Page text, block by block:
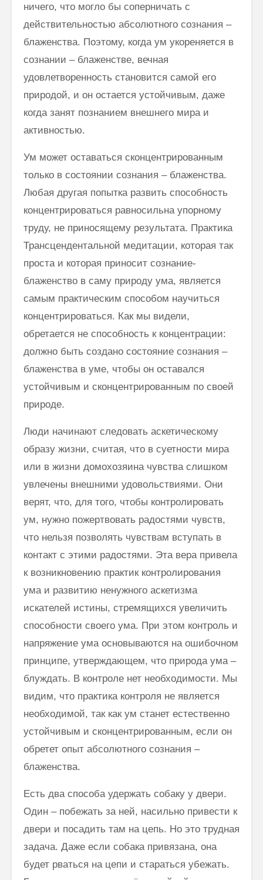
ничего, что могло бы соперничать с
действительностью абсолютного сознания –
блаженства. Поэтому, когда ум укореняется в
сознании – блаженстве, вечная
удовлетворенность становится самой его
природой, и он остается устойчивым, даже
когда занят познанием внешнего мира и
активностью.
Ум может оставаться сконцентрированным
только в состоянии сознания – блаженства.
Любая другая попытка развить способность
концентрироваться равносильна упорному
труду, не приносящему результата. Практика
Трансцендентальной медитации, которая так
проста и которая приносит сознание-
блаженство в саму природу ума, является
самым практическим способом научиться
концентрироваться. Как мы видели,
обретается не способность к концентрации:
должно быть создано состояние сознания –
блаженства в уме, чтобы он оставался
устойчивым и сконцентрированным по своей
природе.
Люди начинают следовать аскетическому
образу жизни, считая, что в суетности мира
или в жизни домохозяина чувства слишком
увлечены внешними удовольствиями. Они
верят, что, для того, чтобы контролировать
ум, нужно пожертвовать радостями чувств,
что нельзя позволять чувствам вступать в
контакт с этими радостями. Эта вера привела
к возникновению практик контролирования
ума и развитию ненужного аскетизма
искателей истины, стремящихся увеличить
способности своего ума. При этом контроль и
напряжение ума основываются на ошибочном
принципе, утверждающем, что природа ума –
блуждать. В контроле нет необходимости. Мы
видим, что практика контроля не является
необходимой, так как ум станет естественно
устойчивым и сконцентрированным, если он
обретет опыт абсолютного сознания –
блаженства.
Есть два способа удержать собаку у двери.
Один – побежать за ней, насильно привести к
двери и посадить там на цепь. Но это трудная
задача. Даже если собака привязана, она
будет рваться на цепи и стараться убежать.